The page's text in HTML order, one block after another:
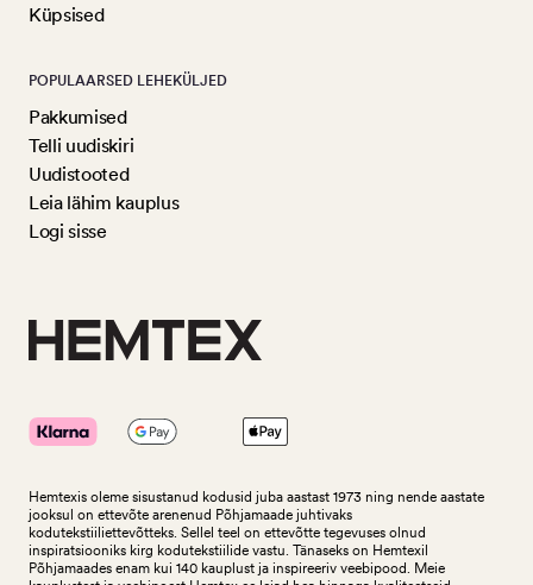
Küpsised
POPULAARSED LEHEKÜLJED
Pakkumised
Telli uudiskiri
Uudistooted
Leia lähim kauplus
Logi sisse
Hemtexis oleme sisustanud kodusid juba aastast 1973 ning nende aastate
jooksul on ettevõte arenenud Põhjamaade juhtivaks
kodutekstiiliettevõtteks. Sellel teel on ettevõtte tegevuses olnud
inspiratsiooniks kirg kodutekstiilide vastu. Tänaseks on Hemtexil
Põhjamaades enam kui 140 kauplust ja inspireeriv veebipood. Meie